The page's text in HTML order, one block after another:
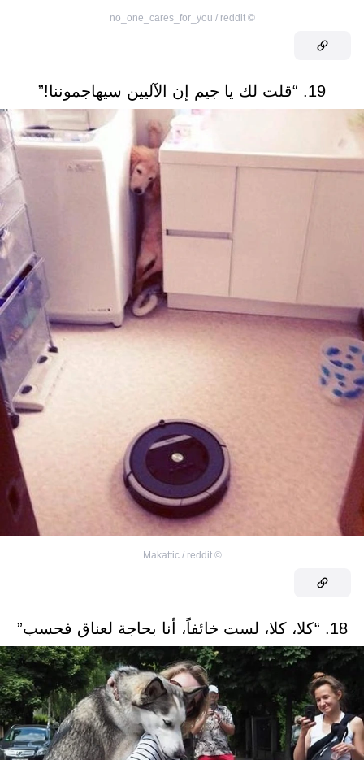
©
no_one_cares_for_you / reddit
19. “قلت لك يا جيم إن الآليين سيهاجموننا!”
©
Makattic / reddit
18. “كلا، كلا، لست خائفاً، أنا بحاجة لعناق فحسب”